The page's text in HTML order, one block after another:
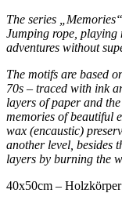
The series
Jumping rope, playing
adventures without
The motifs are based
70s – traced with ink
layers of paper and
memories of beautiful
wax (encaustic)
another level, besides
layers by burning the
40x50cm –